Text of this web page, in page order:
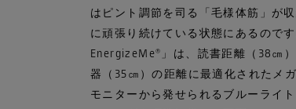
Facts 良いメガネの秘密
はピント調節を司る「毛様体筋」が
に頑張り続けている状態にあるのです
EnergizeMe®」は、読書距離（38㎝
器（35㎝）の距離に最適化されたメ
モニターから発せられるブルーライ